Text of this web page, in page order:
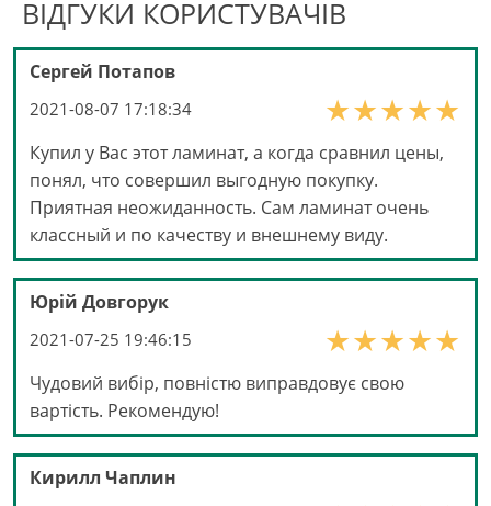
ВІДГУКИ КОРИСТУВАЧІВ
Сергей Потапов
2021-08-07 17:18:34
Купил у Вас этот ламинат, а когда сравнил цены,
понял, что совершил выгодную покупку.
Приятная неожиданность. Сам ламинат очень
классный и по качеству и внешнему виду.
Юрій Довгорук
2021-07-25 19:46:15
Чудовий вибір, повністю виправдовує свою
вартість. Рекомендую!
Кирилл Чаплин